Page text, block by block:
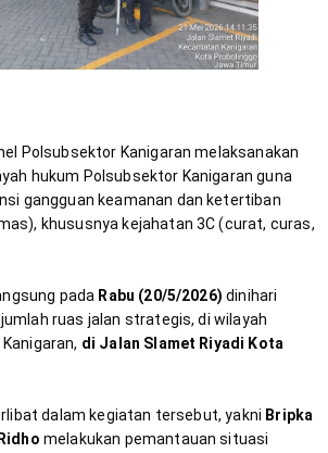
Polsubsektor Kanigaran melaksanakan
hukum Polsubsektor Kanigaran guna
gangguan keamanan dan ketertiban
khususnya kejahatan 3C (curat, curas,
pada Rabu (20/5/2026) dinihari
ruas jalan strategis, di wilayah
di Jalan Slamet Riyadi Kota
dalam kegiatan tersebut, yakni Bripka
melakukan pemantauan situasi